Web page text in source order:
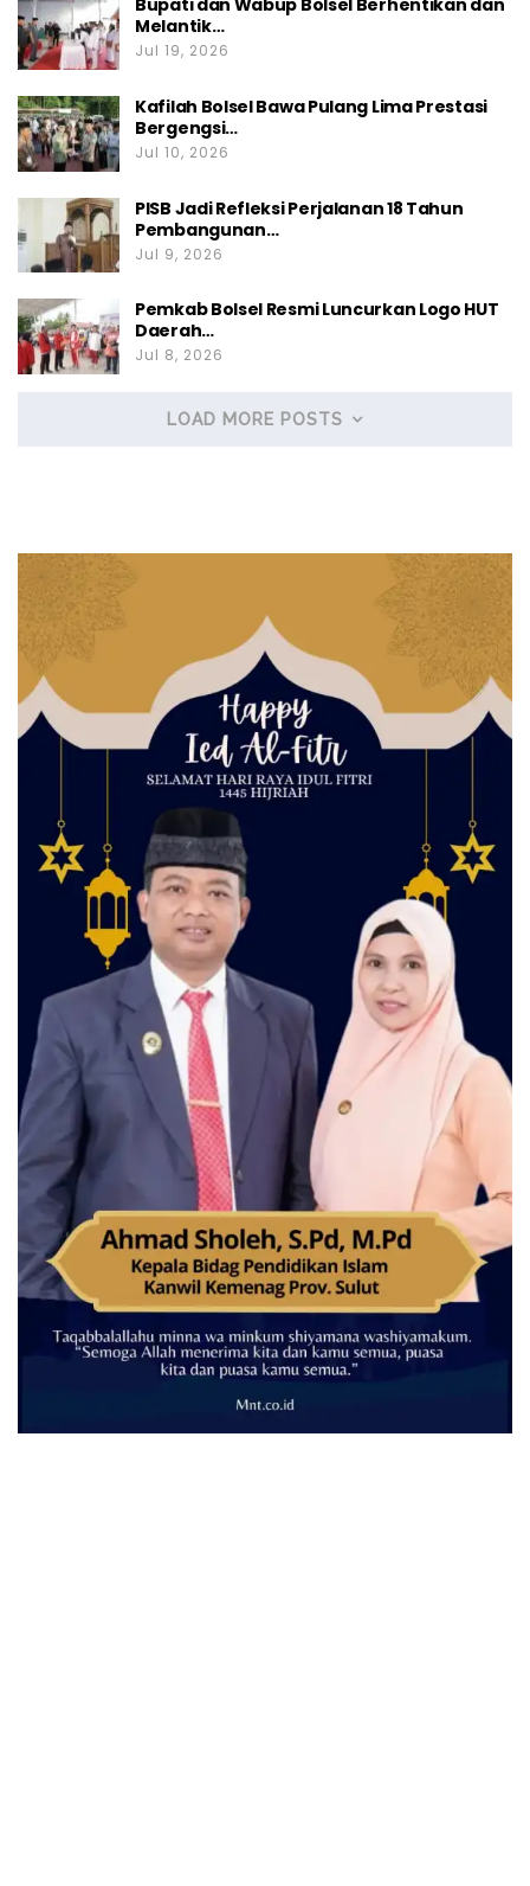
Bupati dan Wabup Bolsel Berhentikan dan
Melantik…
Jul 19, 2026
Kafilah Bolsel Bawa Pulang Lima Prestasi
Bergengsi…
Jul 10, 2026
PISB Jadi Refleksi Perjalanan 18 Tahun
Pembangunan…
Jul 9, 2026
Pemkab Bolsel Resmi Luncurkan Logo HUT
Daerah…
Jul 8, 2026
LOAD MORE POSTS